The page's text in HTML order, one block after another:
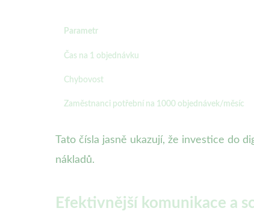
Parametr
Čas na 1 objednávku
Chybovost
Zaměstnanci potřební na 1000 objednávek/měsíc
Tato čísla jasně ukazují, že investice do
nákladů.
Efektivnější komunikace a